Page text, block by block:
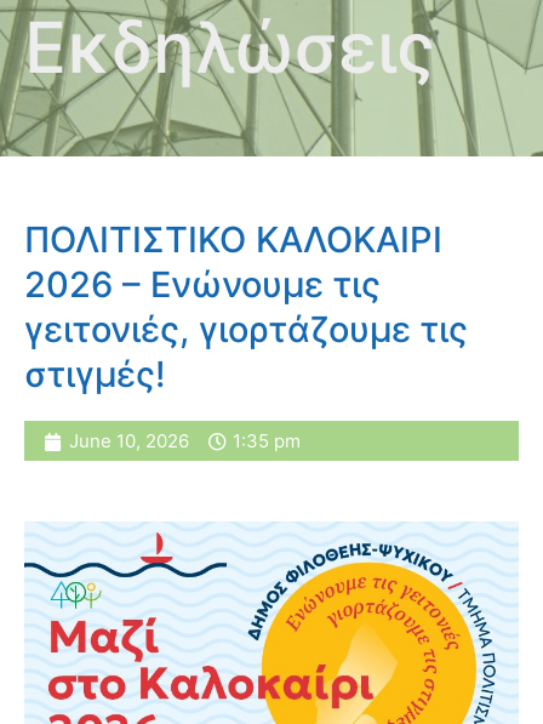
Εκδηλώσεις
ΠΟΛΙΤΙΣΤΙΚΟ ΚΑΛΟΚΑΙΡΙ
2026 – Ενώνουμε τις
γειτονιές, γιορτάζουμε τις
στιγμές!
June 10, 2026 1:35 pm